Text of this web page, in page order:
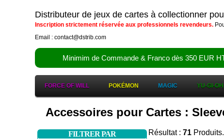
Distributeur de jeux de cartes à collectionner
Inscription strictement réservée aux professionnels revendeurs.
Email : contact@dstrib.com
Minimim de Commande & Franco dès 350 EUR
FORCE OF WILL POKÉMON MAGIC YU-GI-OH
Accessoires pour Cartes :
FILTRER PAR Résultat : 71